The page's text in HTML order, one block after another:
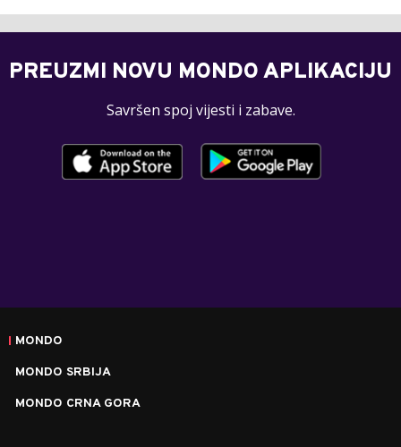
PREUZMI NOVU MONDO APLIKACIJU
Savršen spoj vijesti i zabave.
MONDO
MONDO SRBIJA
MONDO CRNA GORA